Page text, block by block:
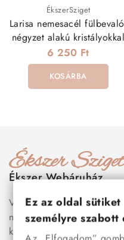
ÉkszerSziget
Larisa nemesacél
négyzet alakú kristályokkal
6 250 Ft
KOSÁRBA
Ékszer Webáruház
Válogass több száz
nemesacél ékszer és
között megtalálhatók a
Ez az oldal
személyre szabott